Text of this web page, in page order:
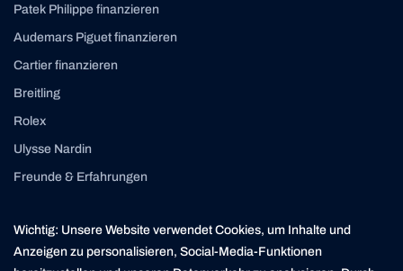
Patek Philippe finanzieren
Audemars Piguet finanzieren
Cartier finanzieren
Breitling
Rolex
Ulysse Nardin
Freunde & Erfahrungen
Instagram Linkedin
contact@yourasset.com
Wichtig: Unsere Website verwendet Cookies, um Inhalte und
Anzeigen zu personalisieren, Social-Media-Funktionen